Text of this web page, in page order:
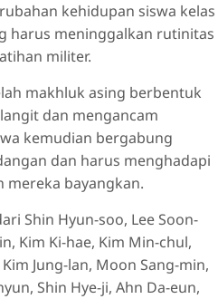
kehidupan siswa kelas
harus meninggalkan rutinitas
militer.
makhluk asing berbentuk
dan mengancam
kemudian bergabung
dan harus menghadapi
mereka bayangkan.
Shin Hyun-soo, Lee Soon-
Kim Ki-hae, Kim Min-chul,
Jung-lan, Moon Sang-min,
Shin Hye-ji, Ahn Da-eun,